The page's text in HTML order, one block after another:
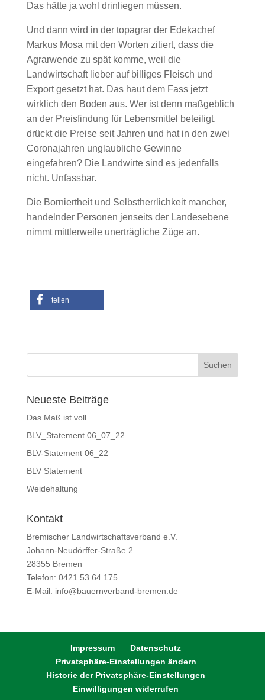
Das hätte ja wohl drinliegen müssen.
Und dann wird in der topagrar der Edekachef
Markus Mosa mit den Worten zitiert, dass die
Agrarwende zu spät komme, weil die
Landwirtschaft lieber auf billiges Fleisch und
Export gesetzt hat. Das haut dem Fass jetzt
wirklich den Boden aus. Wer ist denn maßgeblich
an der Preisfindung für Lebensmittel beteiligt,
drückt die Preise seit Jahren und hat in den zwei
Coronajahren unglaubliche Gewinne
eingefahren? Die Landwirte sind es jedenfalls
nicht. Unfassbar.
Die Borniertheit und Selbstherrlichkeit mancher,
handelnder Personen jenseits der Landesebene
nimmt mittlerweile unerträgliche Züge an.
teilen
Neueste Beiträge
Das Maß ist voll
BLV_Statement 06_07_22
BLV-Statement 06_22
BLV Statement
Weidehaltung
Kontakt
Bremischer Landwirtschaftsverband e.V.
Johann-Neudörffer-Straße 2
28355 Bremen
Telefon: 0421 53 64 175
E-Mail: info@bauernverband-bremen.de
Impressum
Datenschutz
Privatsphäre-Einstellungen ändern
Historie der Privatsphäre-Einstellungen
Einwilligungen widerrufen